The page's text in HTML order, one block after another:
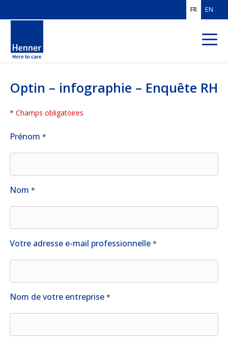
FR EN
QUI SOMMES-NOUS ?
EXPERTISES
MÉTIERS
CLIENTS MOBILITÉ
NOUSREJOINDRE
Optin – infographie – Enquête RH
* Champs obligatoires
Prénom *
Nom *
Votre adresse e-mail professionnelle *
Nom de votre entreprise *